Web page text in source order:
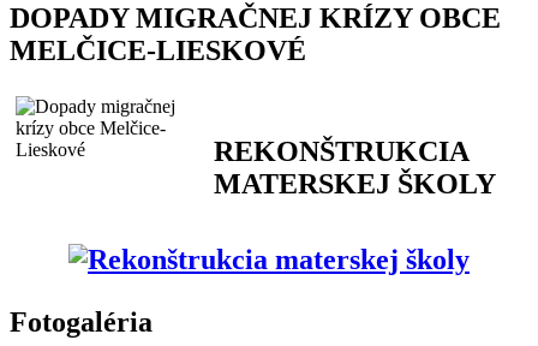
DOPADY MIGRAČNEJ KRÍZY OBCE
MELČICE-LIESKOVÉ
REKONŠTRUKCIA
MATERSKEJ ŠKOLY
Fotogaléria